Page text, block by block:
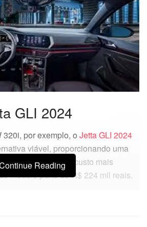
GLI 2024
por exemplo, o Jetta GLI 2024
viável, proporcionando uma
esportiva a um custo mais
modelo parte de R$ 224 mil reais.
Reading